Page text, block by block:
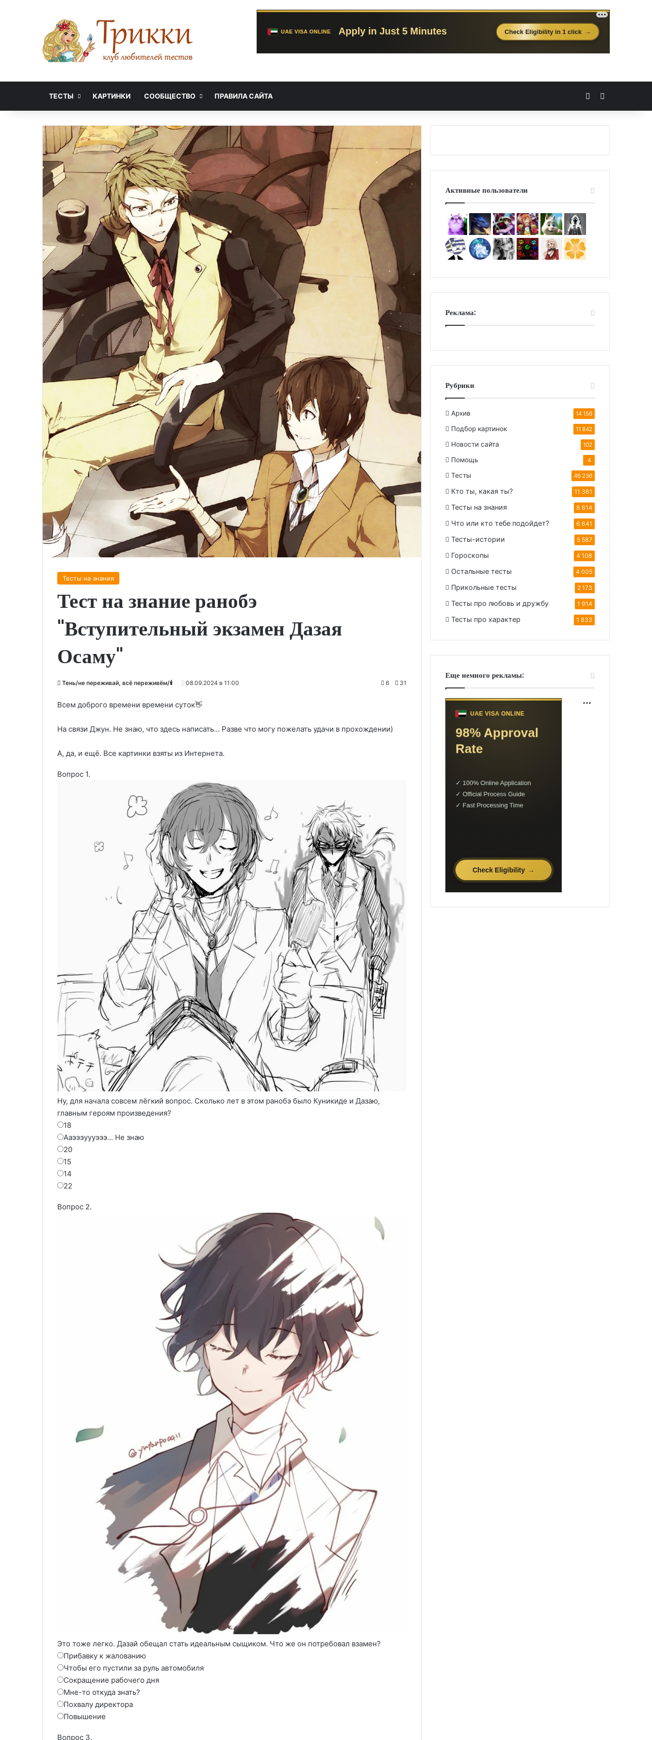
ТЕСТЫ КАРТИНКИ СООБЩЕСТВО ПРАВИЛА САЙТА Вход
Тесты на знания
Тест на знание ранобэ
"Вступительный экзамен Дазая
Осаму"
Тень/не переживай, всё переживём/🕯️ 08.09.2024 в 11:00 6 31
Всем доброго времени времени суток👋
На связи Джун. Не знаю, что здесь написать... Разве что могу пожелать удачи в прохождении)
А, да, и ещё. Все картинки взяты из Интернета.
Вопрос 1.
Ну, для начала совсем лёгкий вопрос. Сколько лет в этом ранобэ было Куникиде и Дазаю,
главным героям произведения?
18
Ааэээуууэээ... Не знаю
20
15
14
22
Вопрос 2.
Это тоже легко. Дазай обещал стать идеальным сыщиком. Что же он потребовал взамен?
Прибавку к жалованию
Чтобы его пустили за руль автомобиля
Сокращение рабочего дня
Мне-то откуда знать?
Похвалу директора
Повышение
Вопрос 3.
Активные пользователи
Реклама:
Рубрики
Архив 14 156
Подбор картинок 11 842
Новости сайта 102
Помощь 4
Тесты 46 236
Кто ты, какая ты? 11 361
Тесты на знания 8 614
Что или кто тебе подойдет? 6 641
Тесты-истории 5 587
Гороскопы 4 108
Остальные тесты 4 005
Прикольные тесты 2 173
Тесты про любовь и дружбу 1 914
Тесты про характер 1 833
Еще немного рекламы: